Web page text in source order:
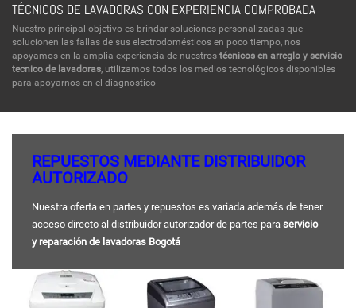
TÉCNICOS DE LAVADORAS CON EXPERIENCIA COMPROBADA
Nuestro principal objetivo es brindar soluciones personalizadas que
solucionen las fallas de sus electrodomésticos en poco tiempo, nos
apoyamos en la amplia experiencia de nuestros técnicos en arreglo y servicio
tecnico de lavadoras , utilizamos todos los medios tecnológicos disponibles
para apoyarnos en el diagnostico
REPUESTOS MEDIANTE DISTRIBUIDOR
AUTORIZADO
Nuestra oferta en partes y repuestos es variada además de tener
acceso directo al distribuidor autorizador de partes paraservicio
y reparación de lavadoras Bogotá